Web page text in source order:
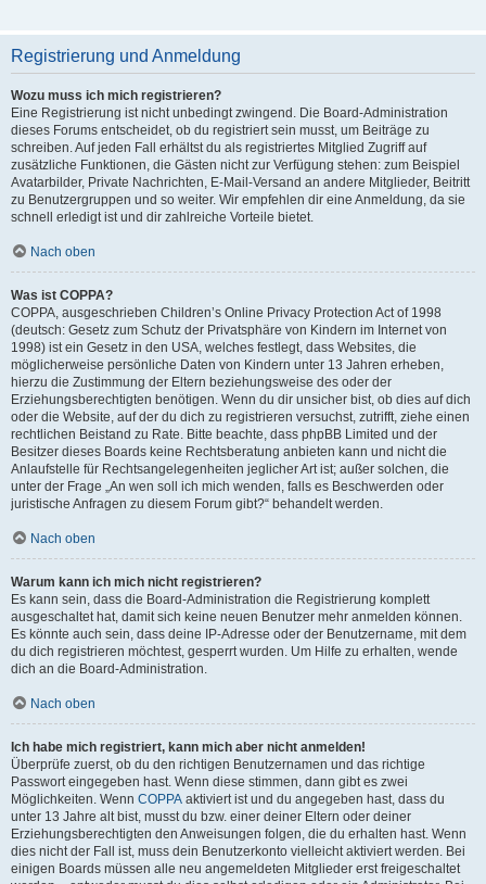
Registrierung und Anmeldung
Wozu muss ich mich registrieren?
Eine Registrierung ist nicht unbedingt zwingend. Die Board-Administration
dieses Forums entscheidet, ob du registriert sein musst, um Beiträge zu
schreiben. Auf jeden Fall erhältst du als registriertes Mitglied Zugriff auf
zusätzliche Funktionen, die Gästen nicht zur Verfügung stehen: zum Beispiel
Avatarbilder, Private Nachrichten, E-Mail-Versand an andere Mitglieder, Beitritt
zu Benutzergruppen und so weiter. Wir empfehlen dir eine Anmeldung, da sie
schnell erledigt ist und dir zahlreiche Vorteile bietet.
Nach oben
Was ist COPPA?
COPPA, ausgeschrieben Children’s Online Privacy Protection Act of 1998
(deutsch: Gesetz zum Schutz der Privatsphäre von Kindern im Internet von
1998) ist ein Gesetz in den USA, welches festlegt, dass Websites, die
möglicherweise persönliche Daten von Kindern unter 13 Jahren erheben,
hierzu die Zustimmung der Eltern beziehungsweise des oder der
Erziehungsberechtigten benötigen. Wenn du dir unsicher bist, ob dies auf dich
oder die Website, auf der du dich zu registrieren versuchst, zutrifft, ziehe einen
rechtlichen Beistand zu Rate. Bitte beachte, dass phpBB Limited und der
Besitzer dieses Boards keine Rechtsberatung anbieten kann und nicht die
Anlaufstelle für Rechtsangelegenheiten jeglicher Art ist; außer solchen, die
unter der Frage „An wen soll ich mich wenden, falls es Beschwerden oder
juristische Anfragen zu diesem Forum gibt?“ behandelt werden.
Nach oben
Warum kann ich mich nicht registrieren?
Es kann sein, dass die Board-Administration die Registrierung komplett
ausgeschaltet hat, damit sich keine neuen Benutzer mehr anmelden können.
Es könnte auch sein, dass deine IP-Adresse oder der Benutzername, mit dem
du dich registrieren möchtest, gesperrt wurden. Um Hilfe zu erhalten, wende
dich an die Board-Administration.
Nach oben
Ich habe mich registriert, kann mich aber nicht anmelden!
Überprüfe zuerst, ob du den richtigen Benutzernamen und das richtige
Passwort eingegeben hast. Wenn diese stimmen, dann gibt es zwei
Möglichkeiten. Wenn COPPA aktiviert ist und du angegeben hast, dass du
unter 13 Jahre alt bist, musst du bzw. einer deiner Eltern oder deiner
Erziehungsberechtigten den Anweisungen folgen, die du erhalten hast. Wenn
dies nicht der Fall ist, muss dein Benutzerkonto vielleicht aktiviert werden. Bei
einigen Boards müssen alle neu angemeldeten Mitglieder erst freigeschaltet